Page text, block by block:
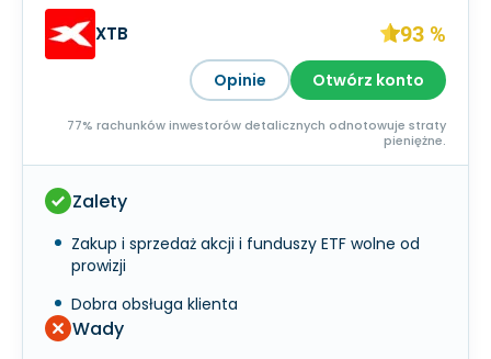
XTB 93 %
Opinie Otwórz konto
77% rachunków inwestorów detalicznych odnotowuje straty
pieniężne.
Zalety
Zakup i sprzedaż akcji i funduszy ETF wolne od
prowizji
Dobra obsługa klienta
Wady